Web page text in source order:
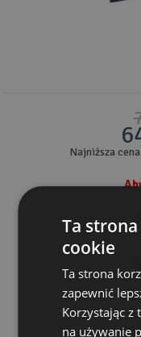
Najniższa
Ta
cookie
Ta strona
zapewnić
Korzystając z
na używanie